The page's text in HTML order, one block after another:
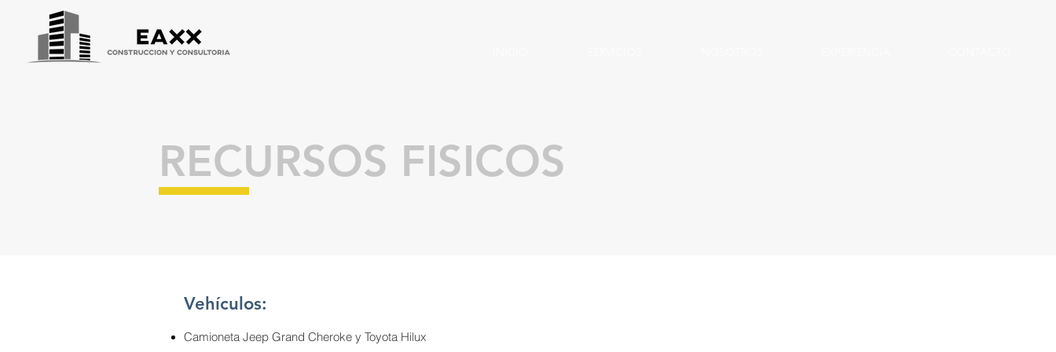
RECURSOS FISICOS
Staff Profecional
Ing. Manuel Leonel Mechán Venegas
Vehículos:
Camioneta Jeep Grand Cheroke y Toyota Hilux